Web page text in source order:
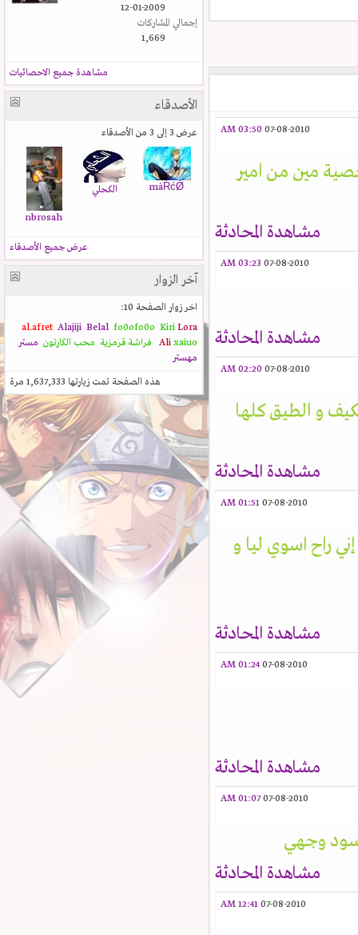
07-08-2010
03:50 AM
مين من امير
مشاهدة المحادثة
07-08-2010
03:23 AM
مشاهدة المحادثة
07-08-2010
02:20 AM
و الطيق كلها
مشاهدة المحادثة
07-08-2010
01:51 AM
راح اسوي ليا و
مشاهدة المحادثة
07-08-2010
01:24 AM
مشاهدة المحادثة
07-08-2010
01:07 AM
وجهي
مشاهدة المحادثة
07-08-2010
12:41 AM
12-01-2009
إجمالي المشاركات
1,669
مشاهدة جميع الاحصائيات
الأصدقاء
عرض 3 إلى 3 من الأصدقاء
màŔćǾ الكحلي
nbrosah
عرض جميع الأصدقاء
آخر الزوار
اخر زوار الصفحة 10:
al.afret
Alajiji Belal fo0ofo0o KiriLora
Alixaiuo فراشة قرمزية محب الكارتون
مستر
مهستر
هذه الصفحة تمت زيارتها1,637,333مرة